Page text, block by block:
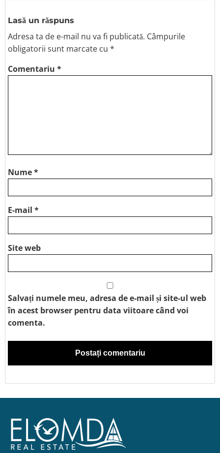
Lasă un răspuns
Adresa ta de e-mail nu va fi publicată. Câmpurile
obligatorii sunt marcate cu *
Comentariu *
Nume*
E-mail *
Site web
Salvați numele meu, adresa de e-mail și site-ul web
în acest browser pentru data viitoare când voi
comenta.